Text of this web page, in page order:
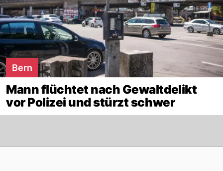
Bern
Mann flüchtet nach Gewaltdelikt
vor Polizei und stürzt schwer